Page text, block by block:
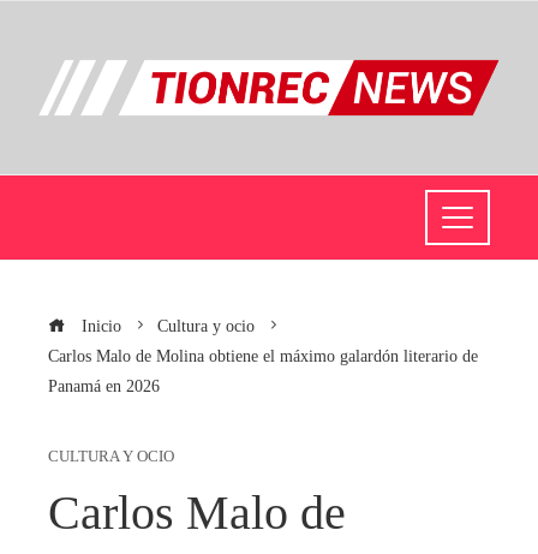
Inicio
Cultura y ocio
Carlos Malo de Molina obtiene el máximo galardón literario de
Panamá en 2026
CULTURA Y OCIO
Carlos Malo de